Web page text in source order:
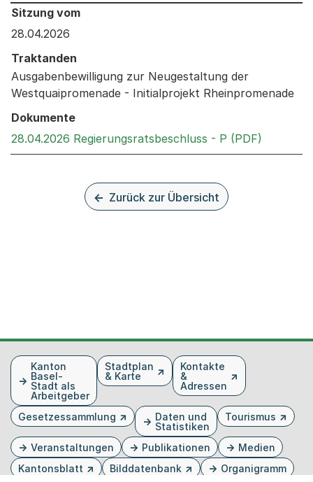
Behandelt an den folgenden Sitzungen: Informationen
Sitzung vom
28.04.2026
Traktanden
Ausgabenbewilligung zur Neugestaltung der
Westquaipromenade - Initialprojekt Rheinpromenade
Dokumente
28.04.2026 Regierungsratsbeschluss - P (PDF)
Zurück zur Übersicht
FusszeileKanton
Basel-
Stadt als
Arbeitgeber
Stadtplan
& Karte
Kontakte
&
Adressen
Gesetzessammlung
Daten und
Statistiken
Tourismus
Veranstaltungen Publikationen
Medien
Kantonsblatt
Bilddatenbank Organigramm